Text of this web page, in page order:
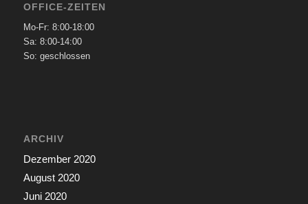
OFFICE-ZEITEN
Mo-Fr: 8:00-18:00
Sa: 8:00-14:00
So: geschlossen
ARCHIV
Dezember 2020
August 2020
Juni 2020